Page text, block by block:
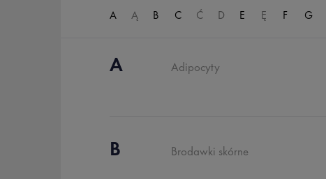
A Ą B C Ć D E Ę F G
A Adipocyty
B Brodawki skórne